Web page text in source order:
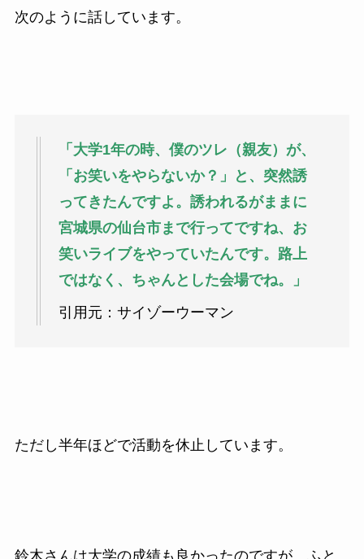
次のように話しています。
「大学1年の時、僕のツレ（親友）が、
「お笑いをやらないか？」と、突然誘
ってきたんですよ。誘われるがままに
宮城県の仙台市まで行ってですね、お
笑いライブをやっていたんです。路上
ではなく、ちゃんとした会場でね。」
引用元：サイゾーウーマン
ただし半年ほどで活動を休止しています。
鈴木さんは大学の成績も良かったのですが、 ふと